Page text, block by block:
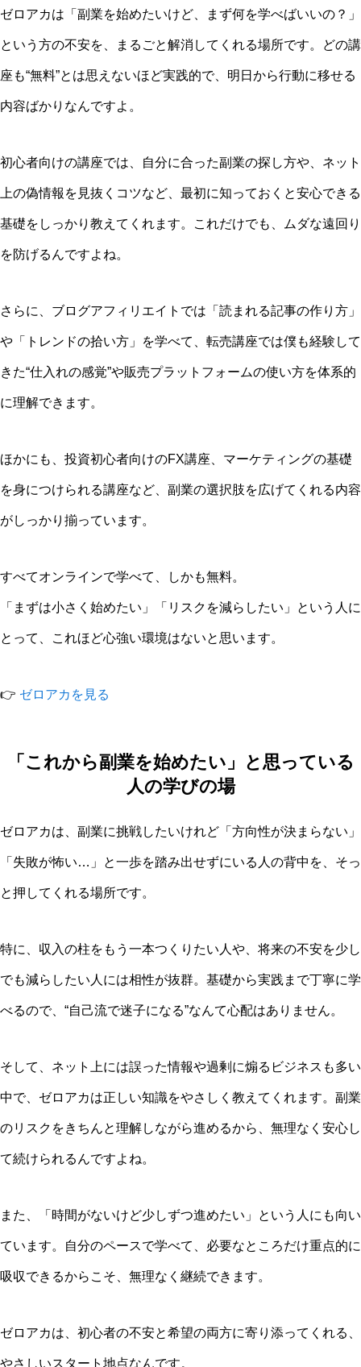
ゼロアカは「副業を始めたいけど、まず何を学べばいいの？」
という方の不安を、まるごと解消してくれる場所です。どの講
座も“無料”とは思えないほど実践的で、明日から行動に移せる
内容ばかりなんですよ。
初心者向けの講座では、自分に合った副業の探し方や、ネット
上の偽情報を見抜くコツなど、最初に知っておくと安心できる
基礎をしっかり教えてくれます。これだけでも、ムダな遠回り
を防げるんですよね。
さらに、ブログアフィリエイトでは「読まれる記事の作り方」
や「トレンドの拾い方」を学べて、転売講座では僕も経験して
きた“仕入れの感覚”や販売プラットフォームの使い方を体系的
に理解できます。
ほかにも、投資初心者向けのFX講座、マーケティングの基礎
を身につけられる講座など、副業の選択肢を広げてくれる内容
がしっかり揃っています。
すべてオンラインで学べて、しかも無料。
「まずは小さく始めたい」「リスクを減らしたい」という人に
とって、これほど心強い環境はないと思います。
👉 ゼロアカを見る
「これから副業を始めたい」と思っている
人の学びの場
ゼロアカは、副業に挑戦したいけれど「方向性が決まらない」
「失敗が怖い…」と一歩を踏み出せずにいる人の背中を、そっ
と押してくれる場所です。
特に、収入の柱をもう一本つくりたい人や、将来の不安を少し
でも減らしたい人には相性が抜群。基礎から実践まで丁寧に学
べるので、“自己流で迷子になる”なんて心配はありません。
そして、ネット上には誤った情報や過剰に煽るビジネスも多い
中で、ゼロアカは正しい知識をやさしく教えてくれます。副業
のリスクをきちんと理解しながら進めるから、無理なく安心し
て続けられるんですよね。
また、「時間がないけど少しずつ進めたい」という人にも向い
ています。自分のペースで学べて、必要なところだけ重点的に
吸収できるからこそ、無理なく継続できます。
ゼロアカは、初心者の不安と希望の両方に寄り添ってくれる、
やさしいスタート地点なんです。